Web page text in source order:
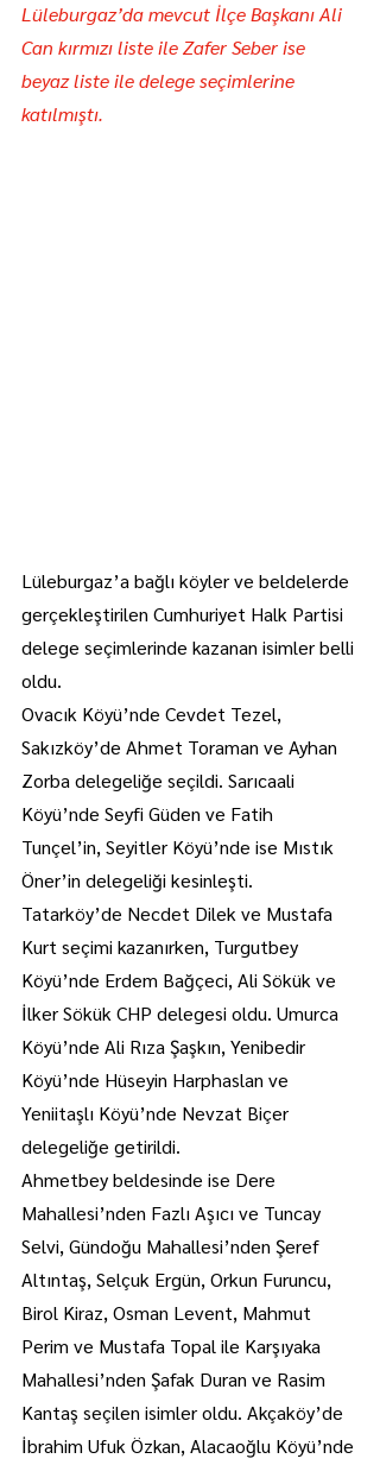
Lüleburgaz’da mevcut İlçe Başkanı Ali
Can kırmızı liste ile Zafer Seber ise
beyaz liste ile delege seçimlerine
katılmıştı.
Lüleburgaz’a bağlı köyler ve beldelerde
gerçekleştirilen Cumhuriyet Halk Partisi
delege seçimlerinde kazanan isimler belli
oldu.
Ovacık Köyü’nde Cevdet Tezel,
Sakızköy’de Ahmet Toraman ve Ayhan
Zorba delegeliğe seçildi. Sarıcaali
Köyü’nde Seyfi Güden ve Fatih
Tunçel’in, Seyitler Köyü’nde ise Mıstık
Öner’in delegeliği kesinleşti.
Tatarköy’de Necdet Dilek ve Mustafa
Kurt seçimi kazanırken, Turgutbey
Köyü’nde Erdem Bağçeci, Ali Sökük ve
İlker Sökük CHP delegesi oldu. Umurca
Köyü’nde Ali Rıza Şaşkın, Yenibedir
Köyü’nde Hüseyin Harphaslan ve
Yeniitaşlı Köyü’nde Nevzat Biçer
delegeliğe getirildi.
Ahmetbey beldesinde ise Dere
Mahallesi’nden Fazlı Aşıcı ve Tuncay
Selvi, Gündoğu Mahallesi’nden Şeref
Altıntaş, Selçuk Ergün, Orkun Furuncu,
Birol Kiraz, Osman Levent, Mahmut
Perim ve Mustafa Topal ile Karşıyaka
Mahallesi’nden Şafak Duran ve Rasim
Kantaş seçilen isimler oldu. Akçaköy’de
İbrahim Ufuk Özkan, Alacaoğlu Köyü’nde